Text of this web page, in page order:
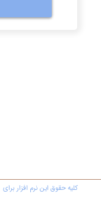
کليه حقوق اين نرم افزار برای